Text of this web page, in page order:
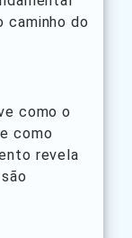
caminho do
como o
como
revela